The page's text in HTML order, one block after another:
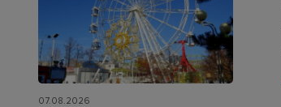
07.08.2026